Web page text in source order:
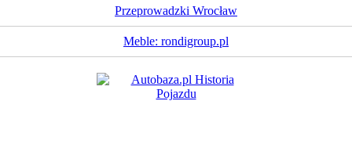
Przeprowadzki Wrocław
Meble: rondigroup.pl